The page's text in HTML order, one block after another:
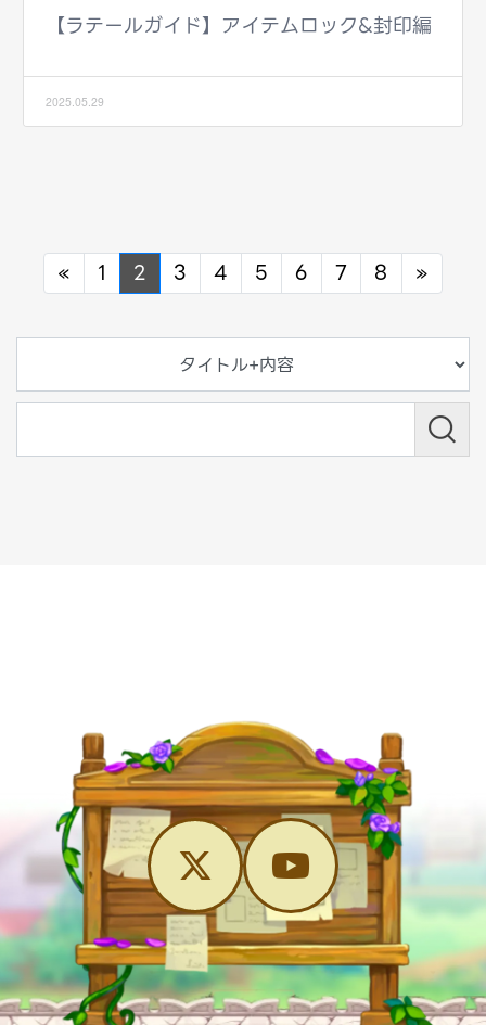
【ラテールガイド】アイテムロック&封印編
2025.05.29
« Previous
1 2 3 4 5 6 7 8 »